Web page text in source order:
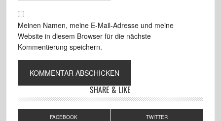
Meinen Namen, meine E-Mail-Adresse und meine
Website in diesem Browser für die nächste
Kommentierung speichern.
SHARE & LIKE
FACEBOOK TWITTER